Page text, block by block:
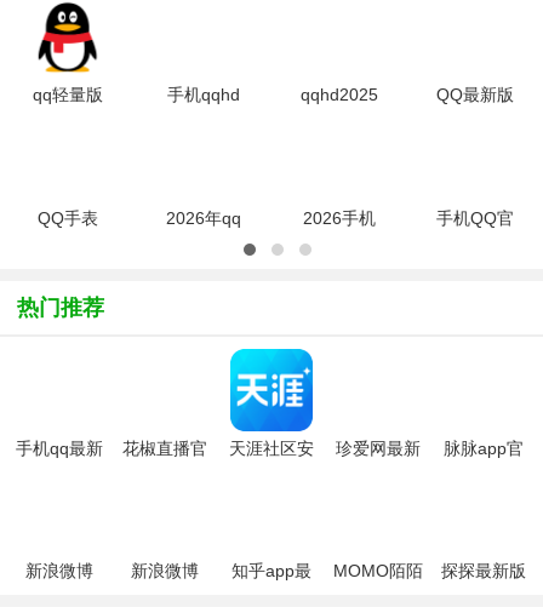
能，旨在满足现代用户的各
qq轻量版
手机qqhd
qqhd2025
QQ最新版
QQ手表
可发图
片)V2.1.7
2026年qq
2026手机
版qq9.3.30
手机QQ官
热门推荐
手机qq最新
花椒直播官
天涯社区安
珍爱网最新
脉脉app官
新浪微博
新浪微博
知乎app最
MOMO陌陌
探探最新版